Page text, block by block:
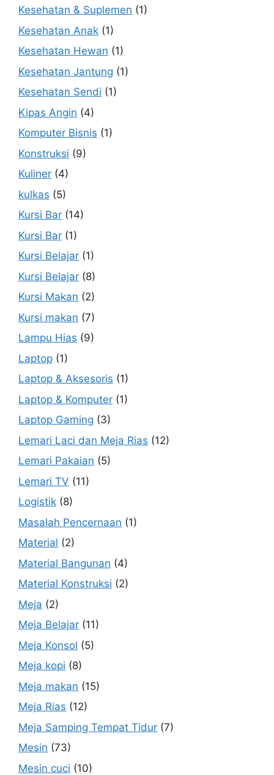
Kesehatan & Suplemen (1)
Kesehatan Anak (1)
Kesehatan Hewan (1)
Kesehatan Jantung (1)
Kesehatan Sendi (1)
Kipas Angin (4)
Komputer Bisnis (1)
Konstruksi (9)
Kuliner (4)
kulkas (5)
Kursi Bar (14)
Kursi Bar (1)
Kursi Belajar (1)
Kursi Belajar (8)
Kursi Makan (2)
Kursi makan (7)
Lampu Hias (9)
Laptop (1)
Laptop & Aksesoris (1)
Laptop & Komputer (1)
Laptop Gaming (3)
Lemari Laci dan Meja Rias (12)
Lemari Pakaian (5)
Lemari TV (11)
Logistik (8)
Masalah Pencernaan (1)
Material (2)
Material Bangunan (4)
Material Konstruksi (2)
Meja (2)
Meja Belajar (11)
Meja Konsol (5)
Meja kopi (8)
Meja makan (15)
Meja Rias (12)
Meja Samping Tempat Tidur (7)
Mesin (73)
Mesin cuci (10)